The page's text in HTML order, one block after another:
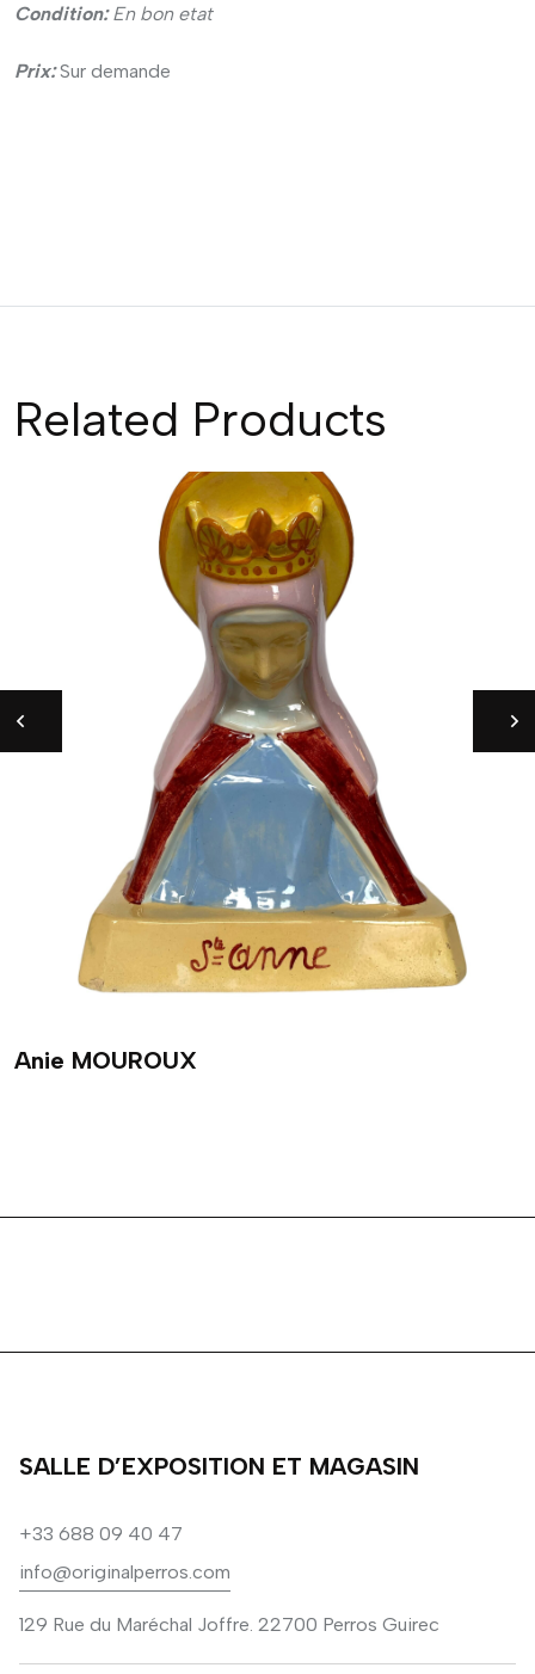
Condition:En bon etat
Prix: Sur demande
Related Products
Anie MOUROUX
SALLE D’EXPOSITION ET MAGASIN
+33 688 09 40 47
info@originalperros.com
129 Rue du Maréchal Joffre. 22700 Perros Guirec